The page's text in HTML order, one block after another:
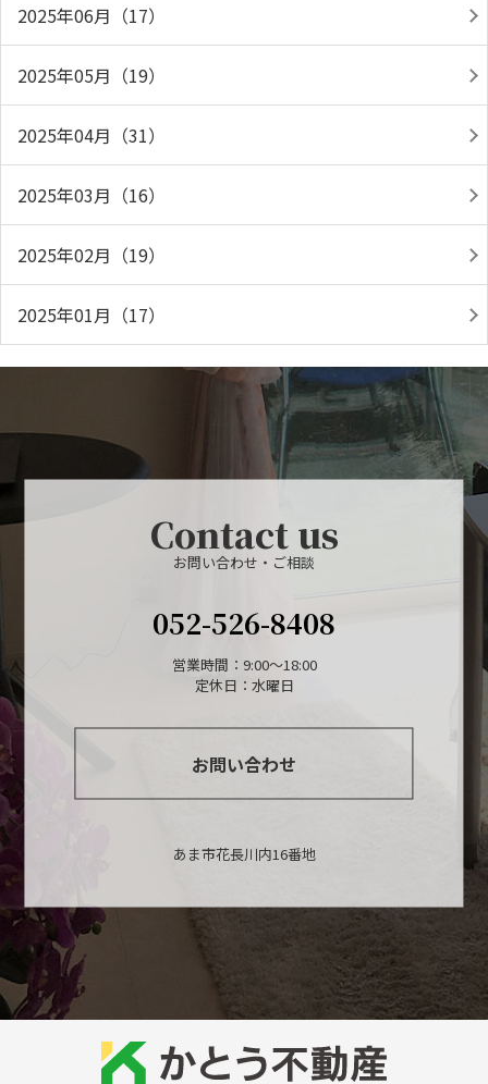
2025年06月（17）
2025年05月（19）
2025年04月（31）
2025年03月（16）
2025年02月（19）
2025年01月（17）
Contact us
お問い合わせ・ご相談
052-526-8408
営業時間：9:00～18:00
定休日：水曜日
お問い合わせ
あま市花長川内16番地